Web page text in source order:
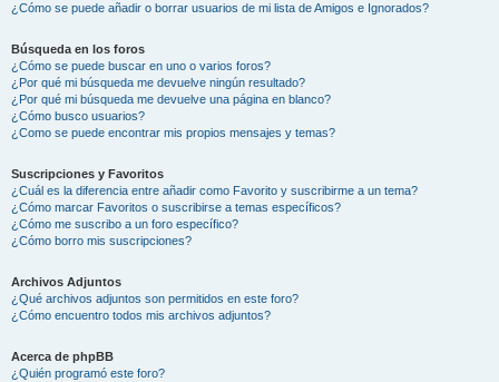
¿Cómo se puede añadir o borrar usuarios de mi lista de Amigos e Ignorados?
Búsqueda en los foros
¿Cómo se puede buscar en uno o varios foros?
¿Por qué mi búsqueda me devuelve ningún resultado?
¿Por qué mi búsqueda me devuelve una página en blanco?
¿Cómo busco usuarios?
¿Como se puede encontrar mis propios mensajes y temas?
Suscripciones y Favoritos
¿Cuál es la diferencia entre añadir como Favorito y suscribirme a un tema?
¿Cómo marcar Favoritos o suscribirse a temas específicos?
¿Cómo me suscribo a un foro específico?
¿Cómo borro mis suscripciones?
Archivos Adjuntos
¿Qué archivos adjuntos son permitidos en este foro?
¿Cómo encuentro todos mis archivos adjuntos?
Acerca de phpBB
¿Quién programó este foro?